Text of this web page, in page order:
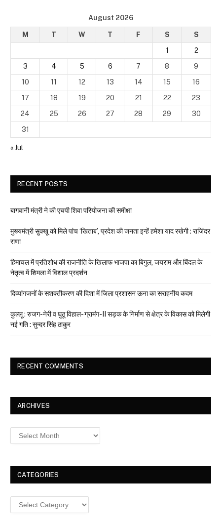
August 2026
M T W T F S
S
1
2
3
4 5 6 7 8
9
10
11 12 13 14 15
16
17
18 19 20 21 22
23
24
25 26 27 28 29
30
31
« Jul
RECENT POSTS
बागवानी मंत्री ने की एचपी शिवा परियोजना की समीक्षा
मुख्यमंत्री सुक्खू को मिले पांच ‘खिताब’, प्रदेश की जनता इन्हें हमेशा याद रखेगी : राजिंदर
राणा
हिमाचल में प्रतिशोध की राजनीति के खिलाफ भाजपा का बिगुल, जयराम और बिंदल के
नेतृत्व में शिमला में विशाल प्रदर्शन
दिव्यांगजनों के सशक्तीकरण की दिशा में जिला प्रशासन ऊना का सराहनीय कदम
कुल्लू : रुजग-नेरी व घुठू विहाल- ग्रामंग-II सड़क के निर्माण से क्षेत्र के विकास को मिलेगी
नई गति : सुन्दर सिंह ठाकुर
RECENT COMMENTS
ARCHIVES
Archives
CATEGORIES
Categories